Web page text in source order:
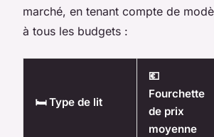
marché, en tenant compte de
à tous les budgets :
🛏️ Type de lit
💶
Fourchette
de prix
moyenne